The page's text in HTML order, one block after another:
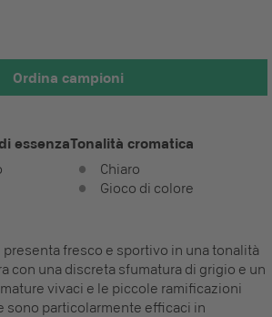
Ordina campioni
essenzaTonalità cromatica
Chiaro
Gioco di colore
presenta fresco e sportivo in una tonalità
con una discreta sfumatura di grigio e un
vivaci e le piccole ramificazioni
sono particolarmente efficaci in